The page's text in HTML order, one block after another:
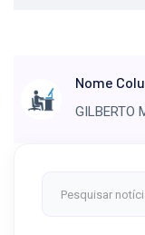
Nome
GILBERTO